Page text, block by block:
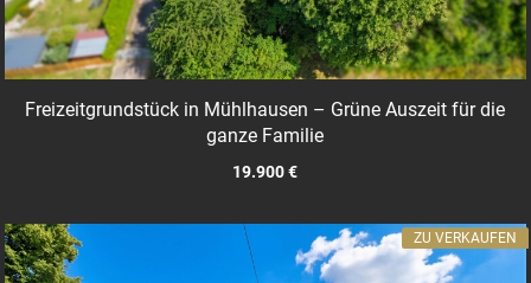
Freizeitgrundstück in Mühlhausen – Grüne Auszeit für die
ganze Familie
19.900 €
ZU VERKAUFEN